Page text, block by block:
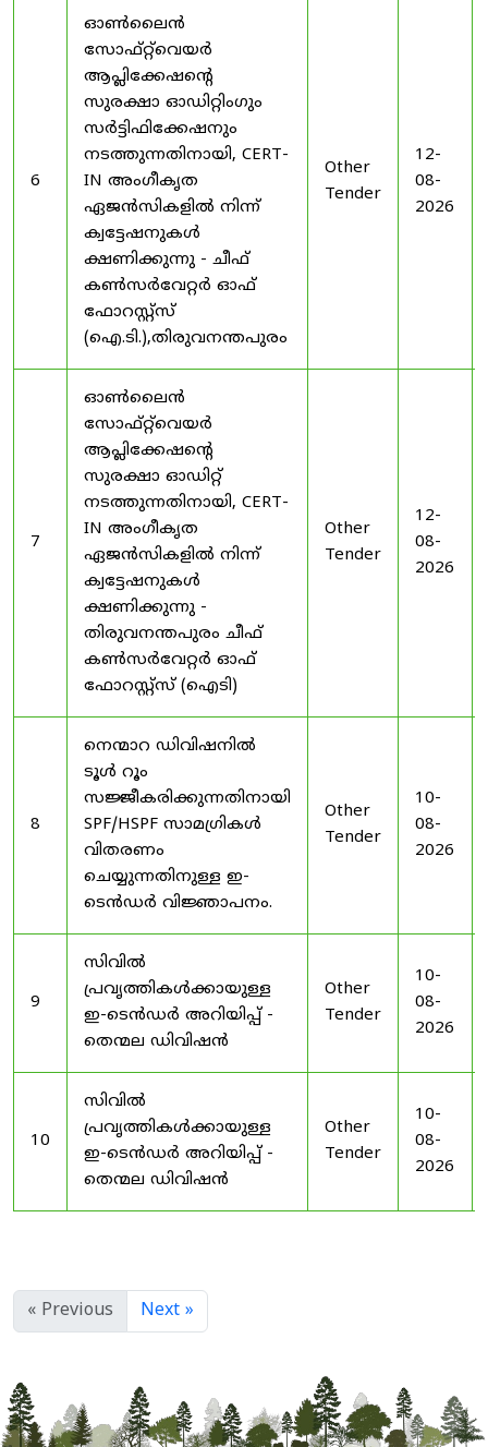
6
ഓൺലൈൻ
സോഫ്റ്റ്‌വെയർ
ആപ്ലിക്കേഷന്റെ
സുരക്ഷാ ഓഡിറ്റിംഗും
സർട്ടിഫിക്കേഷനും
നടത്തുന്നതിനായി, CERT-
IN അംഗീകൃത
ഏജൻസികളിൽ നിന്ന്
ക്വട്ടേഷനുകൾ
ക്ഷണിക്കുന്നു - ചീഫ്
കൺസർവേറ്റർ ഓഫ്
ഫോറസ്റ്റ്സ്
(ഐ.ടി.),തിരുവനന്തപുരം
Other
Tender
12-
08-
2026
7
ഓൺലൈൻ
സോഫ്റ്റ്‌വെയർ
ആപ്ലിക്കേഷന്റെ
സുരക്ഷാ ഓഡിറ്റ്
നടത്തുന്നതിനായി, CERT-
IN അംഗീകൃത
ഏജൻസികളിൽ നിന്ന്
ക്വട്ടേഷനുകൾ
ക്ഷണിക്കുന്നു -
തിരുവനന്തപുരം ചീഫ്
കൺസർവേറ്റർ ഓഫ്
ഫോറസ്റ്റ്സ് (ഐടി)
Other
Tender
12-
08-
2026
8
നെന്മാറ ഡിവിഷനിൽ
ടൂൾ റൂം
സജ്ജീകരിക്കുന്നതിനായി
SPF/HSPF സാമഗ്രികൾ
വിതരണം
ചെയ്യുന്നതിനുള്ള ഇ-
ടെൻഡർ വിജ്ഞാപനം.
Other
Tender
10-
08-
2026
9
സിവിൽ
പ്രവൃത്തികൾക്കായുള്ള
ഇ-ടെൻഡർ അറിയിപ്പ് -
തെന്മല ഡിവിഷൻ
Other
Tender
10-
08-
2026
10
സിവിൽ
പ്രവൃത്തികൾക്കായുള്ള
ഇ-ടെൻഡർ അറിയിപ്പ് -
തെന്മല ഡിവിഷൻ
Other
Tender
10-
08-
2026
« Previous Next »